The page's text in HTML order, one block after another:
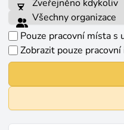
Pouze pracovní místa s
Zobrazit pouze